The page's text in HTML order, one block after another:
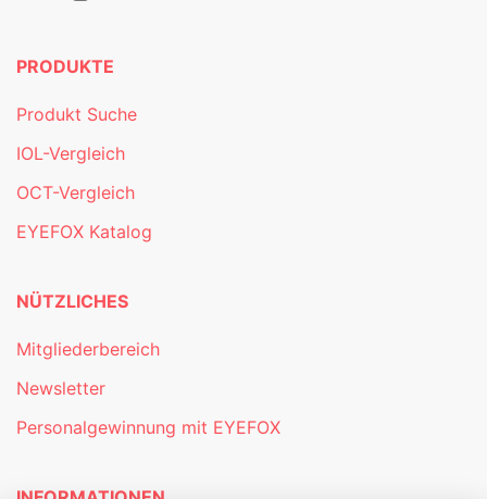
PRODUKTE
Produkt Suche
IOL-Vergleich
OCT-Vergleich
EYEFOX Katalog
NÜTZLICHES
Mitgliederbereich
Newsletter
Personalgewinnung mit EYEFOX